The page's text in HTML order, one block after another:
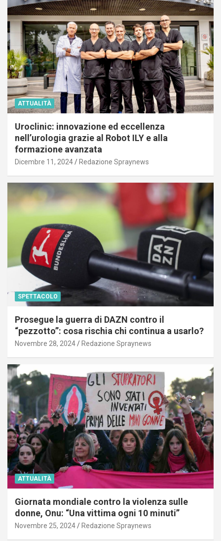
ATTUALITÀ
Uroclinic: innovazione ed eccellenza
nell’urologia grazie al Robot ILY e alla
formazione avanzata
Dicembre 11, 2024 Redazione Spraynews
SPETTACOLO
Prosegue la guerra di DAZN contro il
“pezzotto”: cosa rischia chi continua a usarlo?
Novembre 28, 2024 Redazione Spraynews
ATTUALITÀ
Giornata mondiale contro la violenza sulle
donne, Onu: “Una vittima ogni 10 minuti”
Novembre 25, 2024 Redazione Spraynews